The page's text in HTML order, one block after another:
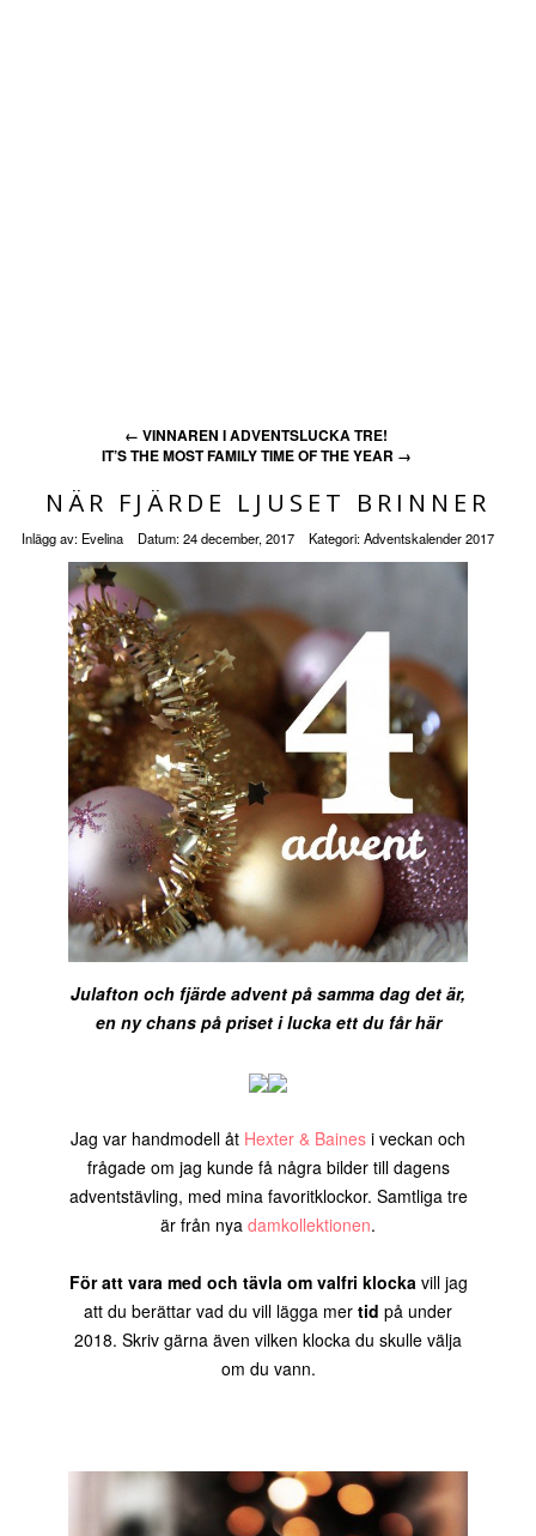
← VINNAREN I ADVENTSLUCKA TRE!
IT’S THE MOST FAMILY TIME OF THE YEAR →
NÄR FJÄRDE LJUSET BRINNER
Inlägg av: Evelina Datum:24 december, 2017 Kategori:Adventskalender 2017
Julafton och fjärde advent på samma dag det är,
en ny chans på priset i lucka ett du får här
Jag var handmodell åt Hexter & Baines i veckan och
frågade om jag kunde få några bilder till dagens
adventstävling, med mina favoritklockor. Samtliga tre
är från nya damkollektionen.
För att vara med och tävla om valfri klocka vill jag
att du berättar vad du vill lägga mer tid på under
2018. Skriv gärna även vilken klocka du skulle välja
om du vann.